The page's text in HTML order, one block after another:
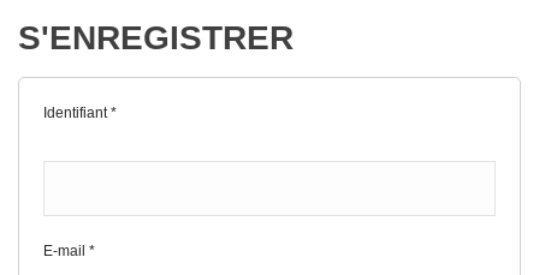
S'ENREGISTRER
Identifiant*
E-mail *